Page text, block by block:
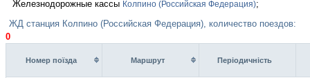
Железнодорожные кассы Колпино (Российская Федерация);
ЖД станция Колпино (Российская Федерация), количество поездов:
0
Номер поїзда Маршрут Перiодичнiсть